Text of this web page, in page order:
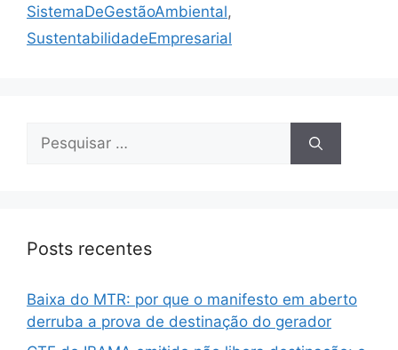
SistemaDeGestãoAmbiental,
SustentabilidadeEmpresarial
Posts recentes
Baixa do MTR: por que o manifesto em aberto
derruba a prova de destinação do gerador